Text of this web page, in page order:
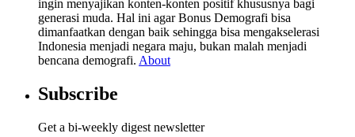
ingin menyajikan konten-konten positif khususnya bagi
generasi muda. Hal ini agar Bonus Demografi bisa
dimanfaatkan dengan baik sehingga bisa mengakselerasi
Indonesia menjadi negara maju, bukan malah menjadi
bencana demografi. About
Subscribe
Get a bi-weekly digest newsletter